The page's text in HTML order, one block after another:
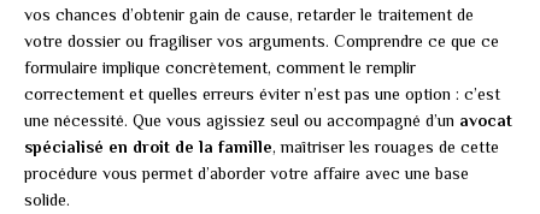
vos chances d’obtenir gain de cause, retarder le traitement de
votre dossier ou fragiliser vos arguments. Comprendre ce que ce
formulaire implique concrètement, comment le remplir
correctement et quelles erreurs éviter n’est pas une option : c’est
une nécessité. Que vous agissiez seul ou accompagné d’un avocat
spécialisé en droit de la famille, maîtriser les rouages de cette
procédure vous permet d’aborder votre affaire avec une base
solide.